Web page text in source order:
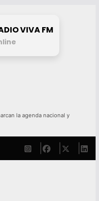
VIVA FM
la agenda nacional y